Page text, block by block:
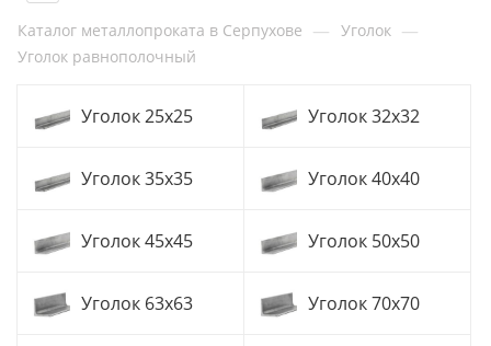
Каталог металлопроката в Серпухове — Уголок —
Уголок равнополочный
Уголок 25x25 Уголок 32x32
Уголок 35x35 Уголок 40x40
Уголок 45x45 Уголок 50х50
Уголок 63х63 Уголок 70х70